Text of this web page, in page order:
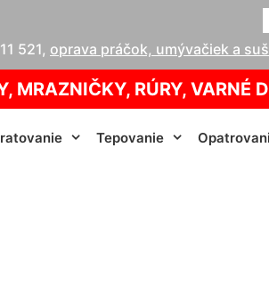
521, oprava práčok, umývačiek a
MRAZNIČKY, RÚRY, VARNÉ
Tepovanie